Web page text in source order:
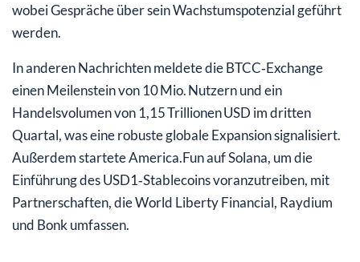
wobei Gespräche über sein Wachstumspotenzial geführt
werden.
In anderen Nachrichten meldete die BTCC‑Exchange
einen Meilenstein von 10 Mio. Nutzern und ein
Handelsvolumen von 1,15 Trillionen USD im dritten
Quartal, was eine robuste globale Expansion signalisiert.
Außerdem startete America.Fun auf Solana, um die
Einführung des USD1‑Stablecoins voranzutreiben, mit
Partnerschaften, die World Liberty Financial, Raydium
und Bonk umfassen.